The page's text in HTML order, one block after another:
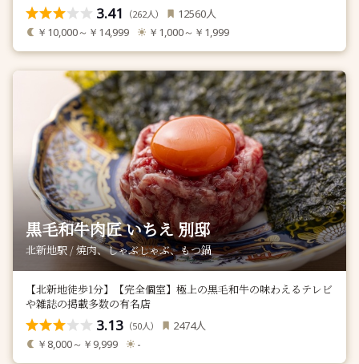
3.41 （262人） 12560人
￥10,000～￥14,999 ￥1,000～￥1,999
黒毛和牛肉匠 いちえ 別邸
北新地駅 / 焼肉、しゃぶしゃぶ、もつ鍋
【北新地徒歩1分】【完全個室】極上の黒毛和牛の味わえるテレビ
や雑誌の掲載多数の有名店
3.13 （50人） 2474人
￥8,000～￥9,999 -